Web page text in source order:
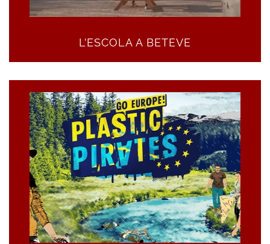
L’ESCOLA A BETEVE